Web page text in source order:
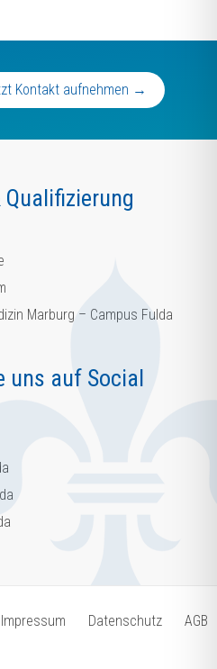
Kontakt aufnehmen →
Qualifizierung
Marburg – Campus Fulda
uns auf Social
Impressum Datenschutz AGB